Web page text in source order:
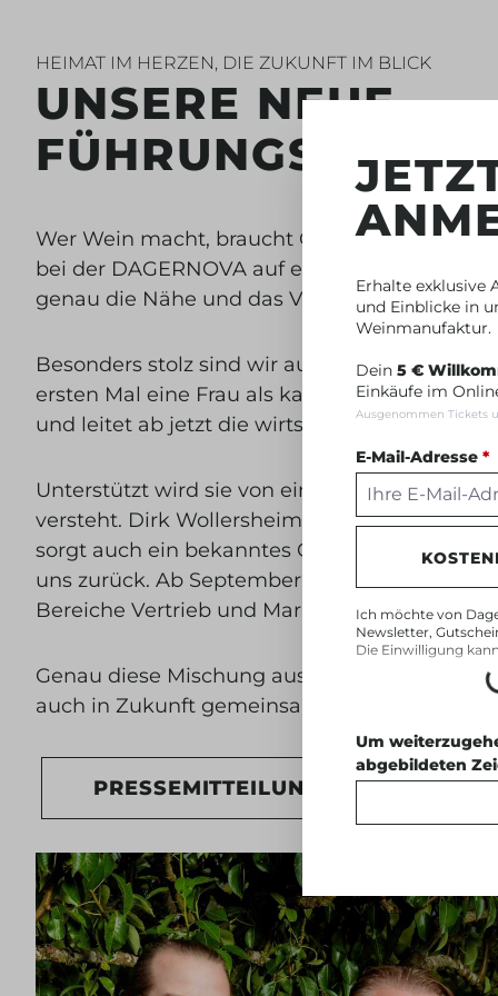
HEIMAT IM HERZEN, DIE ZUKUNFT IM BLICK
UNSERE NEUE
Wer Wein macht, braucht Gespür für die
bei der DAGERNOVA auf ein neues
genau die Nähe und das Vertrauen, das
Besonders stolz sind wir auf eine echte
ersten Mal eine Frau als kaufmännische
und leitet ab jetzt die wirtschaftlichen
Unterstützt wird sie von einem starken Team,
versteht. Dirk Wollersheim verantwortet als
sorgt auch ein bekanntes Gesicht für die
uns zurück. Ab September macht Christoph
Bereiche Vertrieb und Marketing, um
Genau diese Mischung aus echtem
auch in Zukunft gemeinsam Spitzenqualität
PRESSEMITTEILUNG
Erhalte exklusive
und Einblicke in
Weinmanufaktur.
Dein 5 €
Einkäufe im
Ausgenommen Tickets
E-Mail-Adresse *
Ich möchte von
Newsletter,
Die Einwilligung
Um
abgebildeten